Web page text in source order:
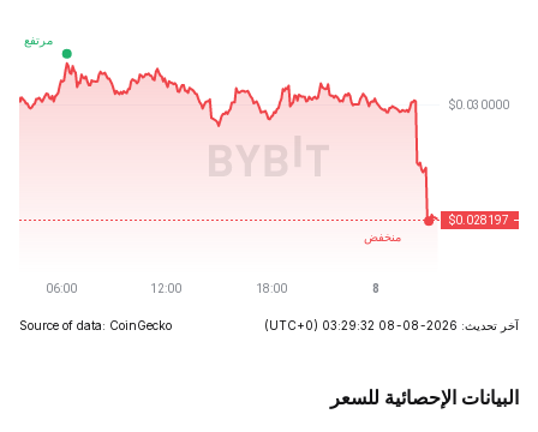
آخر تحديث: 2026-08-08 03:29:32 (UTC+0)
Source of data: CoinGecko
البيانات الإحصائية للسعر